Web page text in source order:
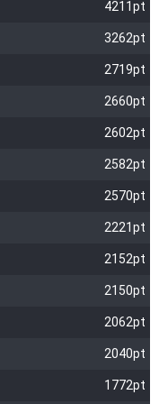
4211pt
3262pt
2719pt
2660pt
2602pt
2582pt
2570pt
2221pt
2152pt
2150pt
2062pt
2040pt
1772pt